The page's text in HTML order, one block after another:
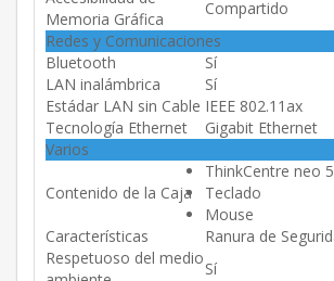
Memoria Gráfica
Compartido
Redes y Comunicaciones
Bluetooth
Sí
LAN inalámbrica
Sí
Estádar LAN sin Cable IEEE 802.11ax
Tecnología Ethernet
Gigabit Ethernet
Varios
Contenido de la Caja
ThinkCentre neo
Teclado
Mouse
Características
Ranura de
Respetuoso del medio
Sí